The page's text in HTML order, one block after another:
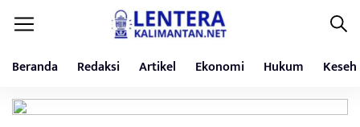
Beranda Redaksi Artikel Ekonomi Hukum